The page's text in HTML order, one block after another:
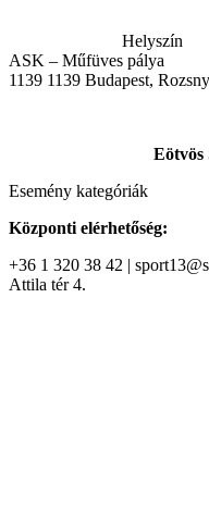
Helyszín
ASK – Műfüves pálya
1139 1139 Budapest,
Eötvös
Esemény kategóriák
Központi elérhetőség:
+36 1 320 38 42 |
Attila tér 4.